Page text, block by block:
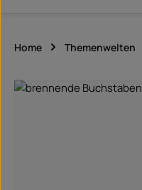
Home Themenwelten
Bildergalerie überspringen